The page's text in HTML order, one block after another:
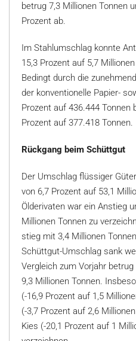
betrug 7,3 Millionen Tonnen
Prozent ab.
Im Stahlumschlag konnte
15,3 Prozent auf 5,7
Bedingt durch die
der konventionelle Papier-
Prozent auf 436.444 Tonnen
Prozent auf 377.418 Tonnen.
Rückgang beim Schüttgut
Der Umschlag flüssiger
von 6,7 Prozent auf 53,1
Ölderivaten war ein Anstieg
Millionen Tonnen zu
stieg mit 3,4 Millionen
Schüttgut-Umschlag sank
Vergleich zum Vorjahr
9,3 Millionen Tonnen.
(-16,9 Prozent auf 1,5
(-3,7 Prozent auf 2,6
Kies (-20,1 Prozent auf 1